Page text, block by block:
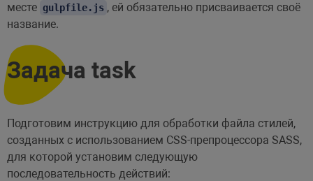
месте gulpfile.js , ей обязательно присваивается своё
название.
Задача task
Подготовим инструкцию для обработки файла стилей,
созданных с использованием CSS-препроцессора SASS,
для которой установим следующую
последовательность действий: